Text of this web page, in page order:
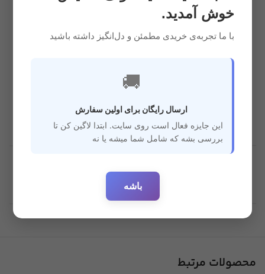
مشخصات
دارای قاشق و چنگال
محصولات مرتبط
خوش آمدید.
با ما تجربه‌ی خریدی مطمئن و دل‌انگیز داشته باشید
🚚
ارسال رایگان برای اولین سفارش
این جایزه فعال است روی سایت. ابتدا لاگین کن تا
بررسی بشه که شامل شما میشه یا نه
باشه